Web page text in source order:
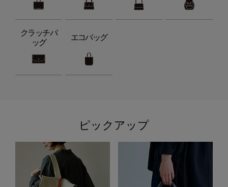
クラッチバ
ッグ
エコバッグ
ピックアップ